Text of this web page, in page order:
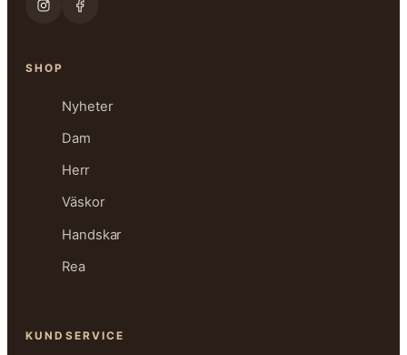
SHOP
Nyheter
Dam
Herr
Väskor
Handskar
Rea
KUNDSERVICE